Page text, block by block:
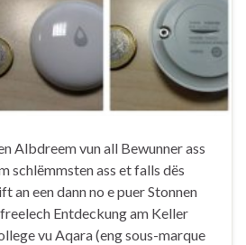
Albdreem vun all Bewunner ass
schlëmmsten ass et falls dës
an een dann no e puer Stonnen
Entdeckung am Keller
vu Aqara (eng sous-marque